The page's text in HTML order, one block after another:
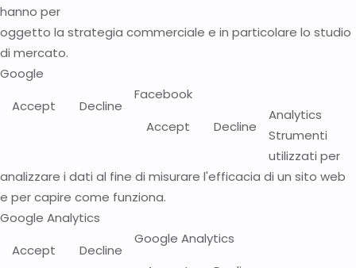
hanno per
oggetto la strategia commerciale e in particolare lo studio
di mercato.
Google
Accept
Decline
Facebook
Accept
Decline
Analytics
Strumenti
utilizzati per
analizzare i dati al fine di misurare l'efficacia di un sito web
e per capire come funziona.
Google Analytics
Accept
Decline
Google Analytics